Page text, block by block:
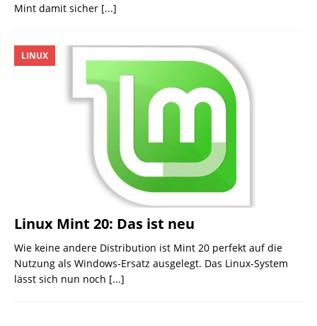
Mint damit sicher [...]
Linux Mint 20: Das ist neu
LINUX
Wie keine andere Distribution ist Mint 20 perfekt auf die
Nutzung als Windows-Ersatz ausgelegt. Das Linux-System
lässt sich nun noch [...]